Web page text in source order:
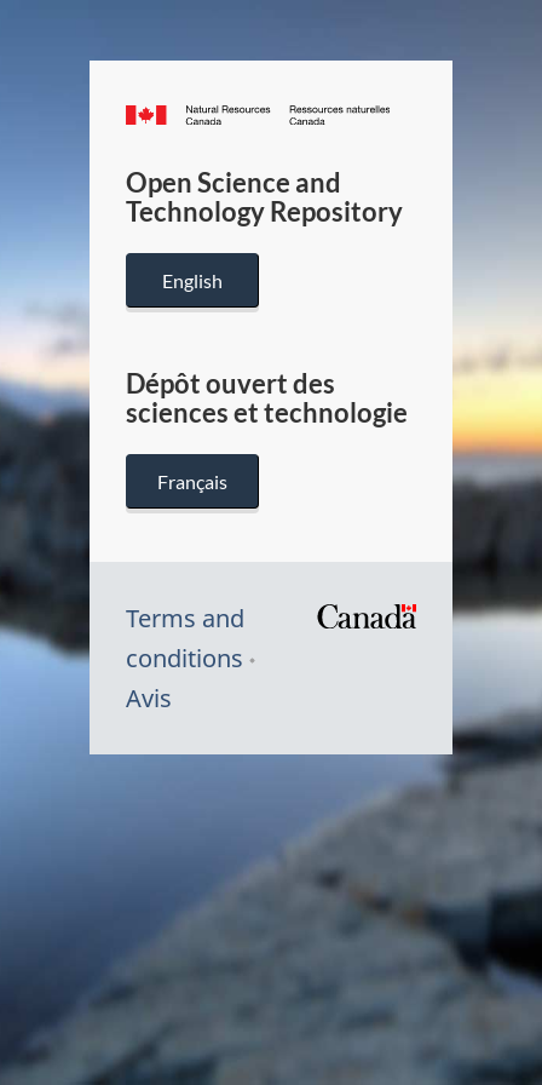
Canada.ca
/
Canada
Open Science and
Technology Repository
English
Dépôt ouvert des
sciences et technologie
Français
Terms and
conditions
Avis
du